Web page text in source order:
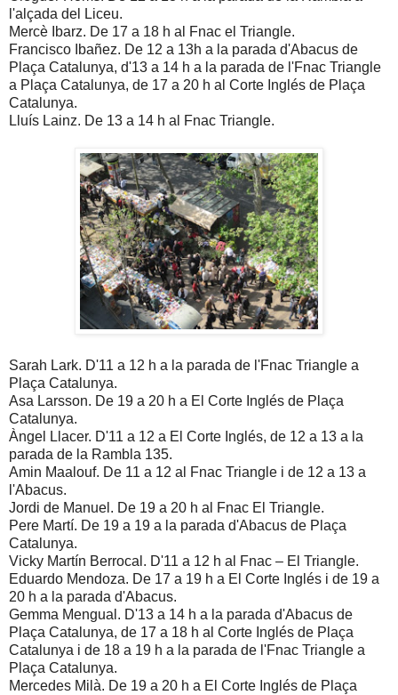
l'alçada del Liceu.
Mercè Ibarz. De 17 a 18 h al Fnac el Triangle.
Francisco Ibañez. De 12 a 13h a la parada d'Abacus de
Plaça Catalunya, d'13 a 14 h a la parada de l'Fnac Triangle
a Plaça Catalunya, de 17 a 20 h al Corte Inglés de Plaça
Catalunya.
Lluís Lainz. De 13 a 14 h al Fnac Triangle.
Sarah Lark. D'11 a 12 h a la parada de l'Fnac Triangle a
Plaça Catalunya.
Asa Larsson. De 19 a 20 h a El Corte Inglés de Plaça
Catalunya.
Àngel Llacer. D'11 a 12 a El Corte Inglés, de 12 a 13 a la
parada de la Rambla 135.
Amin Maalouf. De 11 a 12 al Fnac Triangle i de 12 a 13 a
l'Abacus.
Jordi de Manuel. De 19 a 20 h al Fnac El Triangle.
Pere Martí. De 19 a 19 a la parada d'Abacus de Plaça
Catalunya.
Vicky Martín Berrocal. D'11 a 12 h al Fnac – El Triangle.
Eduardo Mendoza. De 17 a 19 h a El Corte Inglés i de 19 a
20 h a la parada d'Abacus.
Gemma Mengual. D'13 a 14 h a la parada d'Abacus de
Plaça Catalunya, de 17 a 18 h al Corte Inglés de Plaça
Catalunya i de 18 a 19 h a la parada de l'Fnac Triangle a
Plaça Catalunya.
Mercedes Milà. De 19 a 20 h a El Corte Inglés de Plaça